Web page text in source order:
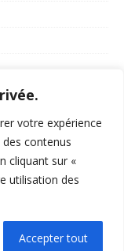
votre expérience
contenus
cliquant sur «
utilisation des
Accepter tout